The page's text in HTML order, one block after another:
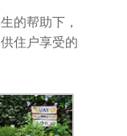
的帮助下，
住户享受的